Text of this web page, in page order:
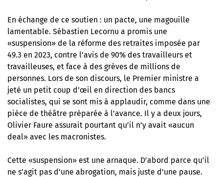
En échange de ce soutien : un pacte, une magouille
lamentable. Sébastien Lecornu a promis une
«suspension» de la réforme des retraites imposée par
49.3 en 2023, contre l’avis de 90% des travailleurs et
travailleuses, et face à des grèves de millions de
personnes. Lors de son discours, le Premier ministre a
jeté un petit coup d’œil en direction des bancs
socialistes, qui se sont mis à applaudir, comme dans une
pièce de théâtre préparée à l’avance. Il y a deux jours,
Olivier Faure assurait pourtant qu’il n’y avait «aucun
deal» avec les macronistes.
Cette «suspension» est une arnaque. D’abord parce qu’il
ne s’agit pas d’une abrogation, mais juste d’une pause.